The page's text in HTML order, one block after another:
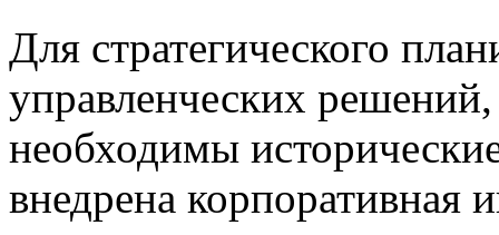
Для стратегического
управленческих
необходимы
внедрена корпоративная